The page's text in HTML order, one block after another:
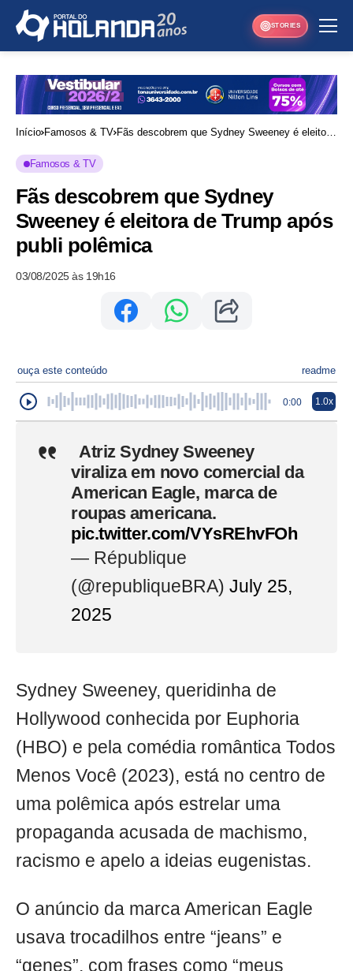
STORIES
Início Famosos & TV Fãs descobrem que Sydney Sweeney é eleitora
Famosos & TV
Fãs descobrem que Sydney
Sweeney é eleitora de Trump após
publi polêmica
03/08/2025 às 19h16
ouça este conteúdo readme
0:00 1.0x
Atriz Sydney Sweeney
viraliza em novo comercial da
American Eagle, marca de
roupas americana.
pic.twitter.com/VYsREhvFOh
— République
(@republiqueBRA) July 25,
2025
Sydney Sweeney, queridinha de
Hollywood conhecida por Euphoria
(HBO) e pela comédia romântica Todos
Menos Você (2023), está no centro de
uma polêmica após estrelar uma
propaganda acusada de machismo,
racismo e apelo a ideias eugenistas.
O anúncio da marca American Eagle
usava trocadilhos entre “jeans” e
“genes”, com frases como “meus